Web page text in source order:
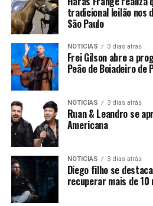
tradicional leilão nos
São Paulo
NOTICIAS 3 dias atrás
Frei Gilson abre a
Peão de Boiadeiro de
NOTICIAS 3 dias atrás
Ruan & Leandro se
Americana
NOTICIAS 3 dias atrás
Diego filho se
recuperar mais de 10